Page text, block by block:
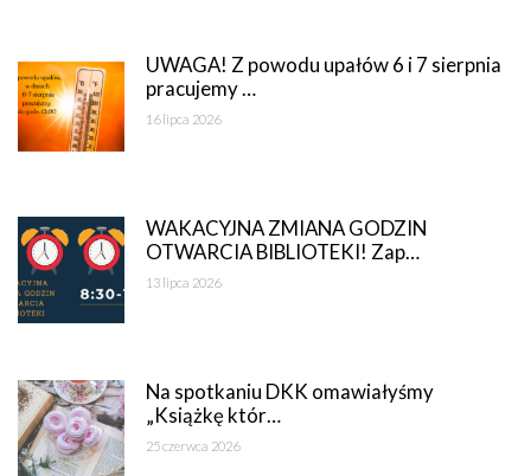
UWAGA! Z powodu upałów 6 i 7 sierpnia
pracujemy …
16 lipca 2026
WAKACYJNA ZMIANA GODZIN
OTWARCIA BIBLIOTEKI! Zap…
13 lipca 2026
Na spotkaniu DKK omawiałyśmy
„Książkę któr…
25 czerwca 2026